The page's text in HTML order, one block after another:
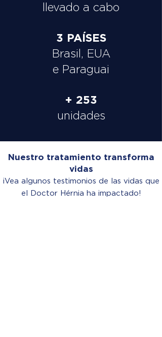
llevado a cabo
3 PAÍSES
Brasil, EUA
e Paraguai
+ 253
unidades
Nuestro tratamiento transforma
vidas
¡Vea algunos testimonios de las vidas que
el Doctor Hérnia ha impactado!